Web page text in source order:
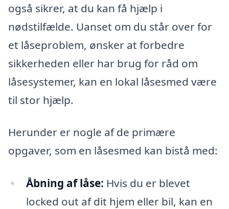
også sikrer, at du kan få hjælp i
nødstilfælde. Uanset om du står over for
et låseproblem, ønsker at forbedre
sikkerheden eller har brug for råd om
låsesystemer, kan en lokal låsesmed være
til stor hjælp.
Herunder er nogle af de primære
opgaver, som en låsesmed kan bistå med:
Åbning af låse: Hvis du er blevet
locked out af dit hjem eller bil, kan en